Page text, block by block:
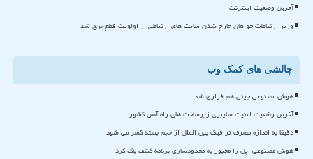
آخرین وضعیت اینترنت
وزیر ارتباطات خواهان خارج شدن سایت های ارتباطی از اولویت قطع برق شد
چالشی های کمک وب
هوش مصنوعی چینی هم فراری شد
آخرین وضعیت امنیت سایبری زیرساخت های راه آهن کشور
دقیقا به اندازه مصرف ترافیک بین الملل از حجم بسته کسر می شود
هوش مصنوعی اپل را مجبور به محدودسازی برنامه کشف باگ کرد